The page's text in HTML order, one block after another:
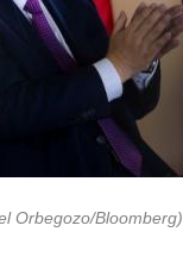
Orbegozo/Bloomberg)